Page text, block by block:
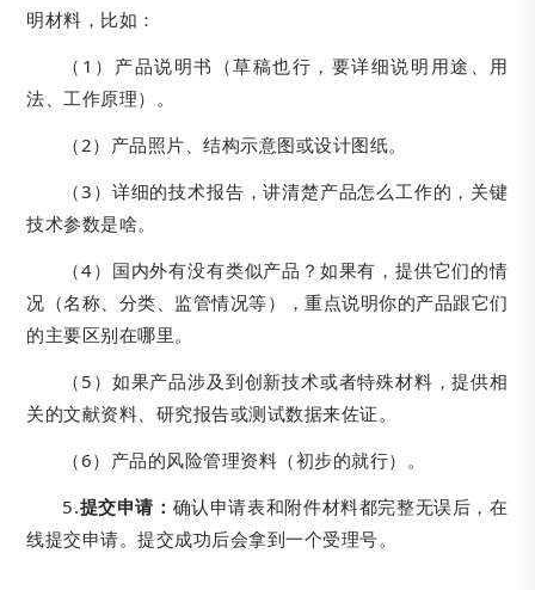
明材料，比如：
（1）产品说明书（草稿也行，要详细说明用途、用
法、工作原理）。
（2）产品照片、结构示意图或设计图纸。
（3）详细的技术报告，讲清楚产品怎么工作的，关键
技术参数是啥。
（4）国内外有没有类似产品？如果有，提供它们的情
况（名称、分类、监管情况等），重点说明你的产品跟它们
的主要区别在哪里。
（5）如果产品涉及到创新技术或者特殊材料，提供相
关的文献资料、研究报告或测试数据来佐证。
（6）产品的风险管理资料（初步的就行）。
5.提交申请： 确认申请表和附件材料都完整无误后，在
线提交申请。提交成功后会拿到一个受理号。